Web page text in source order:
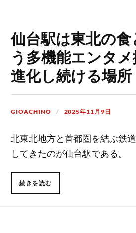
仙台駅は東北の
う多機能エンタ
進化し続ける場所
GIOACHINO 2025年11月9日
北東北地方と首都圏を結ぶ鉄
してきたのが仙台駅である。
続きを読む